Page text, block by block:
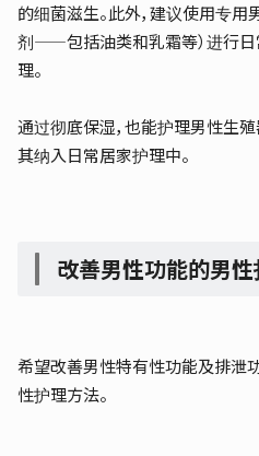
的细菌滋生。此外，建议使用专用
剂——包括油类和乳霜等）进行
理。
通过彻底保湿，也能护理男性生
其纳入日常居家护理中。
改善男性功能的男
希望改善男性特有性功能及排泄
性护理方法。